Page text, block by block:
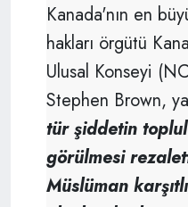
Kanada'nın en
hakları örgütü
Ulusal Konseyi
Stephen Brown,
tür şiddetin
görülmesi
Müslüman